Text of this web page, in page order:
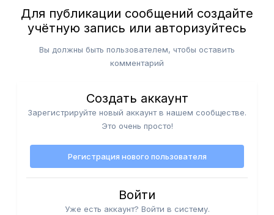
Для публикации сообщений создайте
учётную запись или авторизуйтесь
Вы должны быть пользователем, чтобы оставить
комментарий
Создать аккаунт
Зарегистрируйте новый аккаунт в нашем сообществе.
Это очень просто!
Регистрация нового пользователя
Войти
Уже есть аккаунт? Войти в систему.